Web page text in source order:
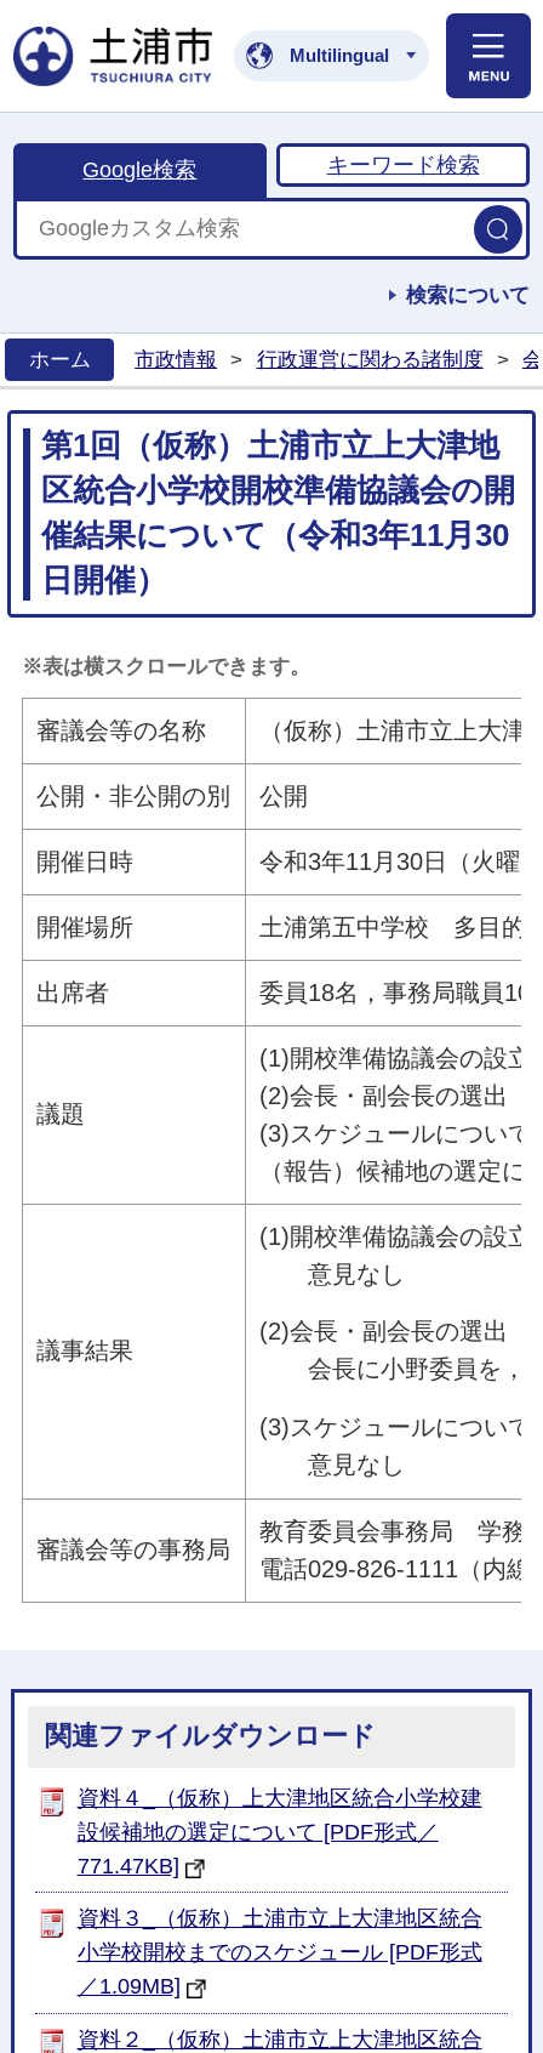
土浦市公式ホームペ
Multilingual
Google検索 キーワード検索
検索について
ホーム
市政情報 > 行政運営に関わる諸制度 >
第1回（仮称）土浦市立上大津地
区統合小学校開校準備協議会の開
催結果について（令和3年11月30
日開催）
※表は横スクロールできます。
審議会等の名称 （仮称）土浦市立上大
公開・非公開の別 公開
開催日時 令和3年11月30日（火曜
開催場所 土浦第五中学校 多目的
出席者 委員18名，事務局職員10
議題
(1)開校準備協議会の設立
(2)会長・副会長の選出
(3)スケジュールについて
（報告）候補地の選定に
議事結果
(1)開校準備協議会の設立
意見なし
(2)会長・副会長の選出
会長に小野委員を，
(3)スケジュールについて
意見なし
審議会等の事務局
教育委員会事務局 学務
電話029-826-1111（内線
関連ファイルダウンロード
資料４_（仮称）上大津地区統合小学校建
設候補地の選定について [PDF形式／
771.47KB]
資料３_（仮称）土浦市立上大津地区統合
小学校開校までのスケジュール [PDF形式
／1.09MB]
資料２_（仮称）土浦市立上大津地区統合